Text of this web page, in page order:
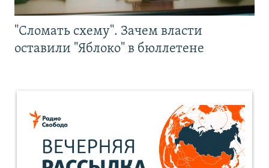
"Сломать схему". Зачем власти
оставили "Яблоко" в бюллетене